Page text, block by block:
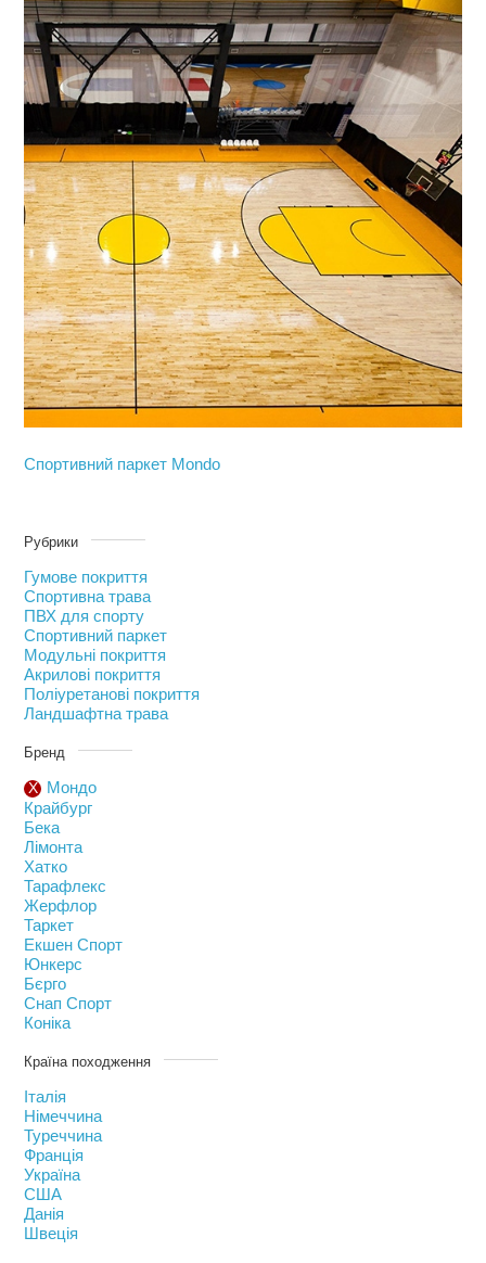
Спортивний паркет Mondo
Рубрики
Гумове покриття
Спортивна трава
ПВХ для спорту
Спортивний паркет
Модульні покриття
Акрилові покриття
Поліуретанові покриття
Ландшафтна трава
Бренд
Мондо
Крайбург
Бека
Лімонта
Хатко
Тарафлекс
Жерфлор
Таркет
Екшен Спорт
Юнкерс
Бєрго
Снап Спорт
Коніка
Країна походження
Італія
Німеччина
Туреччина
Франція
Україна
США
Данія
Швеція